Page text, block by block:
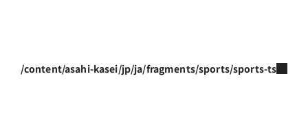
/content/asahi-kasei/jp/ja/fragments/sports/sports-ts